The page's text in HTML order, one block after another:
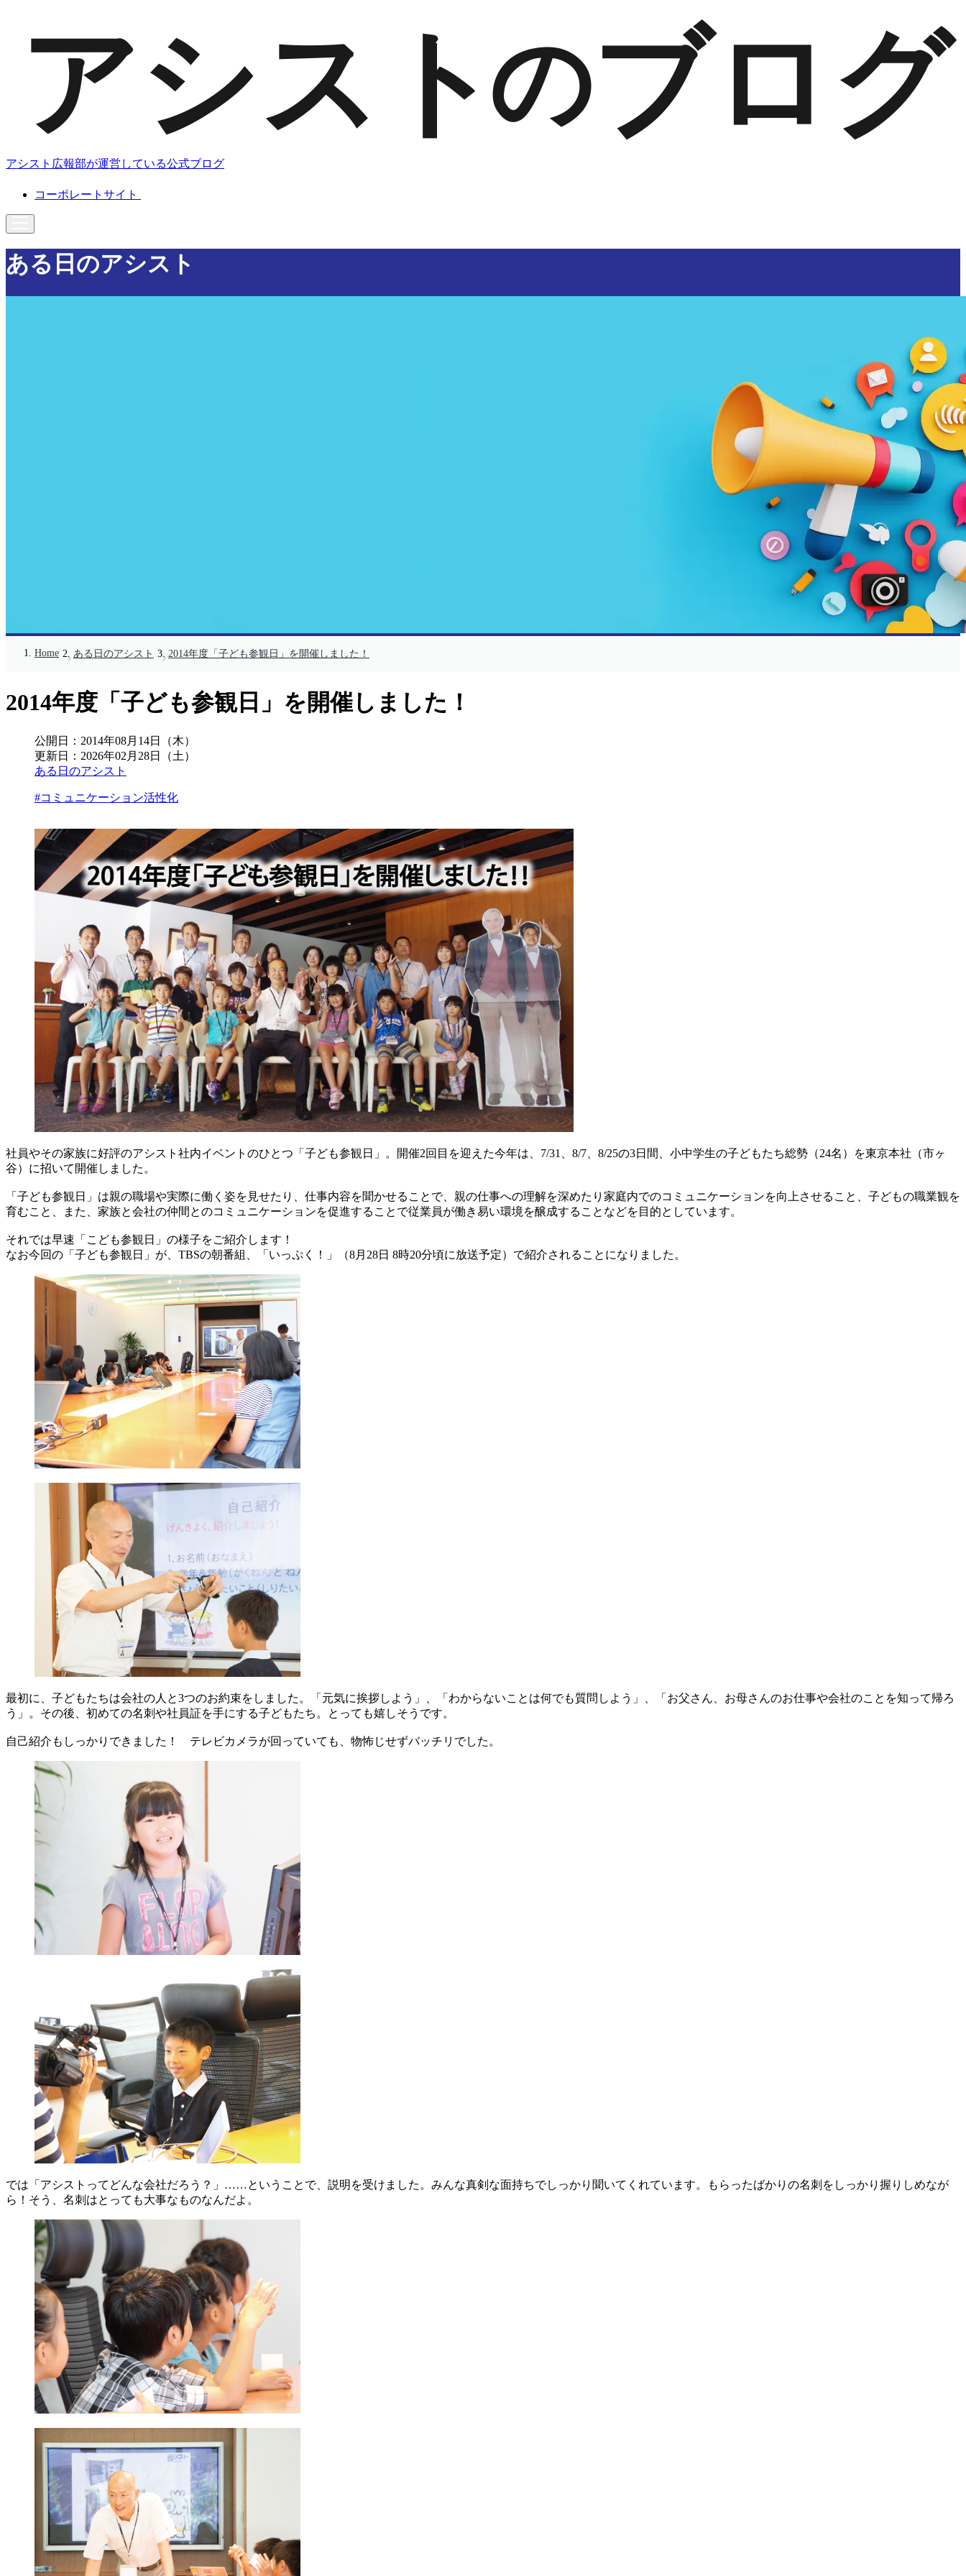
アシスト広報部が運営している公式ブログ
コーポレートサイト
ある日のアシスト
Home ある日のアシスト 2014年度「子ども参観日」を開催しました！
2014年度「子ども参観日」を開催しました！
公開日： 2014年08月14日（木）
更新日： 2026年02月28日（土）
ある日のアシスト
#コミュニケーション活性化
社員やその家族に好評のアシスト社内イベントのひとつ「子ども参観日」。開催2回目を迎えた今年は、7/31、8/7、8/25の3日間、小中学生の子どもたち総勢（24名）を東京本社（市ヶ
谷）に招いて開催しました。
「子ども参観日」は親の職場や実際に働く姿を見せたり、仕事内容を聞かせることで、親の仕事への理解を深めたり家庭内でのコミュニケーションを向上させること、子どもの職業観を
育むこと、また、家族と会社の仲間とのコミュニケーションを促進することで従業員が働き易い環境を醸成することなどを目的としています。
それでは早速「こども参観日」の様子をご紹介します！
なお今回の「子ども参観日」が、TBSの朝番組、「いっぷく！」（8月28日 8時20分頃に放送予定）で紹介されることになりました。
最初に、子どもたちは会社の人と3つのお約束をしました。「元気に挨拶しよう」、「わからないことは何でも質問しよう」、「お父さん、お母さんのお仕事や会社のことを知って帰ろ
う」。その後、初めての名刺や社員証を手にする子どもたち。とっても嬉しそうです。
自己紹介もしっかりできました！ テレビカメラが回っていても、物怖じせずバッチリでした。
では「アシストってどんな会社だろう？」……ということで、説明を受けました。みんな真剣な面持ちでしっかり聞いてくれています。もらったばかりの名刺をしっかり握りしめなが
ら！そう、名刺はとっても大事なものなんだよ。